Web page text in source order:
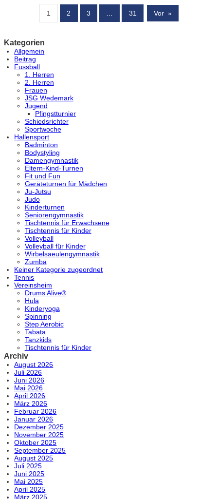
1 2 3 … 31 Vor »
Kategorien
Allgemein
Beitrag
Fussball
1. Herren
2. Herren
Frauen
JSG Wedemark
Jugend
Pfingstturnier
Schiedsrichter
Sportwoche
Hallensport
Badminton
Bodystyling
Damengymnastik
Eltern-Kind-Turnen
Fit und Fun
Geräteturnen für Mädchen
Ju-Jutsu
Judo
Kinderturnen
Seniorengymnastik
Tischtennis für Erwachsene
Tischtennis für Kinder
Volleyball
Volleyball für Kinder
Wirbelsaeulengymnastik
Zumba
Keiner Kategorie zugeordnet
Tennis
Vereinsheim
Drums Alive®
Hula
Kinderyoga
Spinning
Step Aerobic
Tabata
Tanzkids
Tischtennis für Kinder
Archiv
August 2026
Juli 2026
Juni 2026
Mai 2026
April 2026
März 2026
Februar 2026
Januar 2026
Dezember 2025
November 2025
Oktober 2025
September 2025
August 2025
Juli 2025
Juni 2025
Mai 2025
April 2025
März 2025